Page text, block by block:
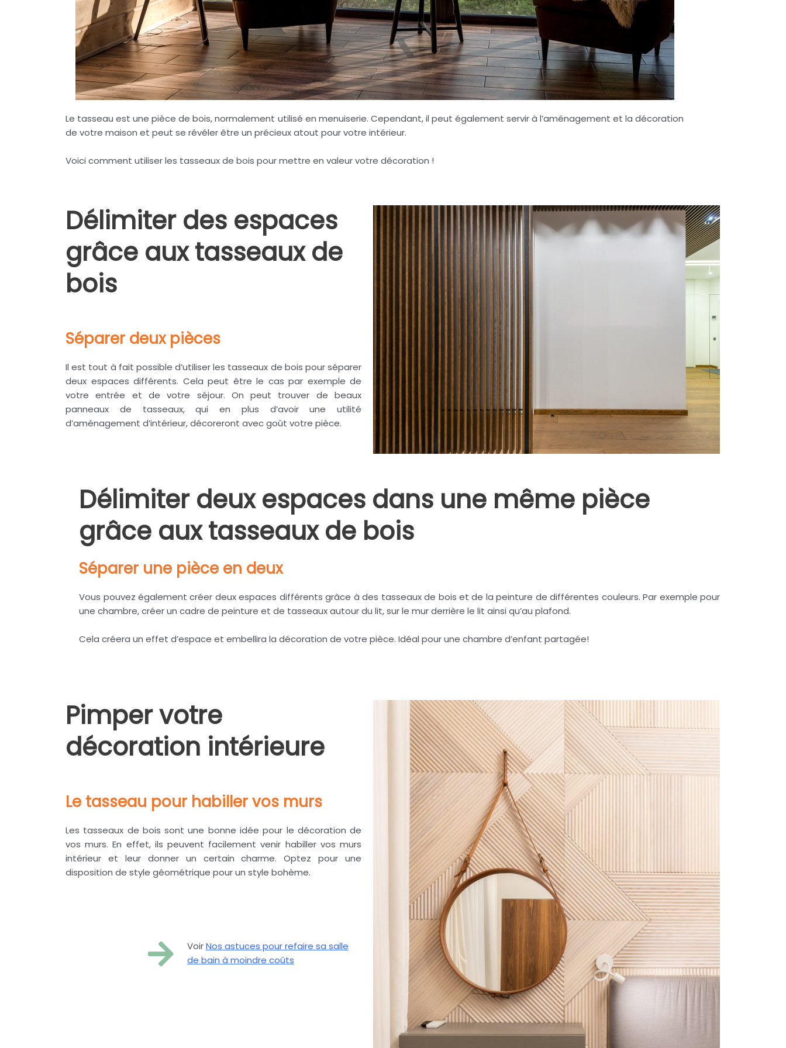
Le tasseau est une pièce de bois, normalement utilisé en menuiserie. Cependant, il peut également servir à l’aménagement et la décoration
de votre maison et peut se révéler être un précieux atout pour votre intérieur.
Voici comment utiliser les tasseaux de bois pour mettre en valeur votre décoration !
Délimiter des espaces
grâce aux tasseaux de
bois
Séparer deux pièces
Il est tout à fait possible d’utiliser les tasseaux de bois pour séparer
deux espaces différents. Cela peut être le cas par exemple de
votre entrée et de votre séjour. On peut trouver de beaux
panneaux de tasseaux, qui en plus d’avoir une utilité
d’aménagement d’intérieur, décoreront avec goût votre pièce.
Délimiter deux espaces dans une même pièce
grâce aux tasseaux de bois
Séparer une pièce en deux
Vous pouvez également créer deux espaces différents grâce à des tasseaux de bois et de la peinture de différentes couleurs. Par exemple pour
une chambre, créer un cadre de peinture et de tasseaux autour du lit, sur le mur derrière le lit ainsi qu’au plafond.
Cela créera un effet d’espace et embellira la décoration de votre pièce. Idéal pour une chambre d’enfant partagée!
Pimper votre
décoration intérieure
Le tasseau pour habiller vos murs
Les tasseaux de bois sont une bonne idée pour le décoration de
vos murs. En effet, ils peuvent facilement venir habiller vos murs
intérieur et leur donner un certain charme. Optez pour une
disposition de style géométrique pour un style bohème.
Voir Nos astuces pour refaire sa salle
de bain à moindre coûts